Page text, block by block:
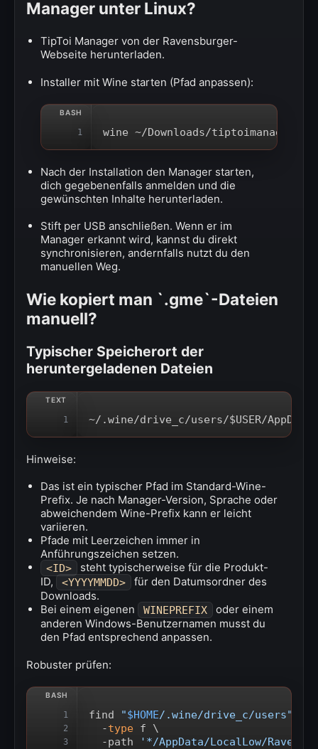
Manager unter Linux?
TipToi Manager von der Ravensburger-
Webseite herunterladen.
Installer mit Wine starten (Pfad anpassen):
1 wine ~/Downloads/
Nach der Installation den Manager starten,
dich gegebenenfalls anmelden und die
gewünschten Inhalte herunterladen.
Stift per USB anschließen. Wenn er im
Manager erkannt wird, kannst du direkt
synchronisieren, andernfalls nutzt du den
manuellen Weg.
Wie kopiert man `.gme`-Dateien
manuell?
Typischer Speicherort der
heruntergeladenen Dateien
1 ~/.wine/drive_c/users/$USER/AppData/
Hinweise:
Das ist ein typischer Pfad im Standard-Wine-
Prefix. Je nach Manager-Version, Sprache oder
abweichendem Wine-Prefix kann er leicht
variieren.
Pfade mit Leerzeichen immer in
Anführungszeichen setzen.
<ID>
steht typischerweise für die Produkt-
ID,
<YYYYMMDD>
für den Datumsordner des
Downloads.
Bei einem eigenen
WINEPREFIX
oder einem
anderen Windows-Benutzernamen musst du
den Pfad entsprechend anpassen.
Robuster prüfen:
1
2
3
find "$HOME/.wine/drive_c/users"
  -
type f \
  -path
'*/AppData/LocalLow/